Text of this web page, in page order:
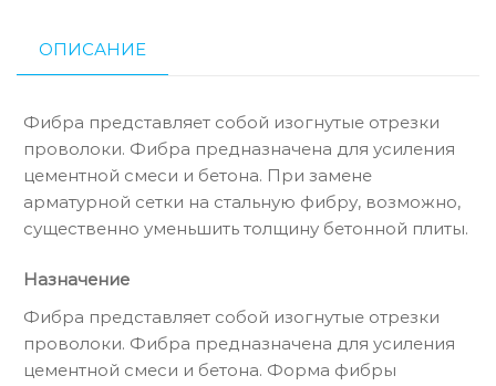
ОПИСАНИЕ
Фибра представляет собой изогнутые отрезки
проволоки. Фибра предназначена для усиления
цементной смеси и бетона. При замене
арматурной сетки на стальную фибру, возможно,
существенно уменьшить толщину бетонной плиты.
Назначение
Фибра представляет собой изогнутые отрезки
проволоки. Фибра предназначена для усиления
цементной смеси и бетона. Форма фибры